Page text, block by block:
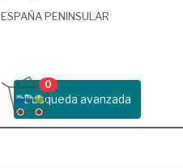
ESPAÑA PENINSULAR
Busqueda avanzada
0